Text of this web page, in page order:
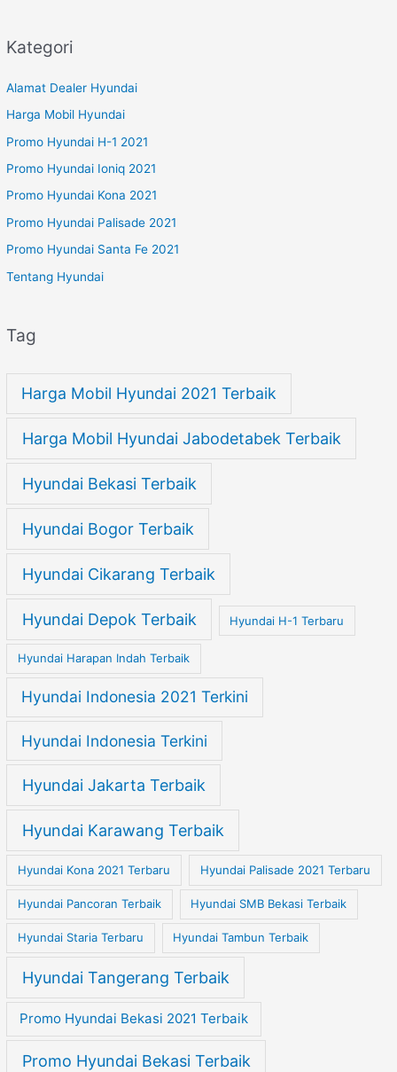
Kategori
Alamat Dealer Hyundai
Harga Mobil Hyundai
Promo Hyundai H-1 2021
Promo Hyundai Ioniq 2021
Promo Hyundai Kona 2021
Promo Hyundai Palisade 2021
Promo Hyundai Santa Fe 2021
Tentang Hyundai
Tag
Harga Mobil Hyundai 2021 Terbaik
Harga Mobil Hyundai Jabodetabek Terbaik
Hyundai Bekasi Terbaik
Hyundai Bogor Terbaik
Hyundai Cikarang Terbaik
Hyundai Depok Terbaik Hyundai H-1 Terbaru
Hyundai Harapan Indah Terbaik
Hyundai Indonesia 2021 Terkini
Hyundai Indonesia Terkini
Hyundai Jakarta Terbaik
Hyundai Karawang Terbaik
Hyundai Kona 2021 Terbaru Hyundai Palisade 2021 Terbaru
Hyundai Pancoran Terbaik Hyundai SMB Bekasi Terbaik
Hyundai Staria Terbaru Hyundai Tambun Terbaik
Hyundai Tangerang Terbaik
Promo Hyundai Bekasi 2021 Terbaik
Promo Hyundai Bekasi Terbaik